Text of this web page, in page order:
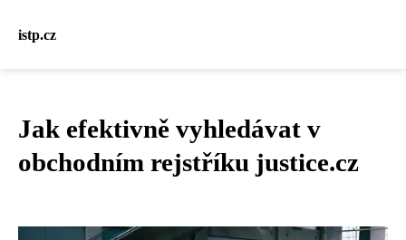
istp.cz
Jak efektivně vyhledávat v
obchodním rejstříku justice.cz